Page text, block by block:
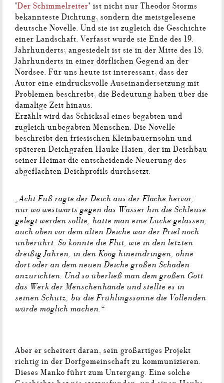
"Der Schimmelreiter" ist nicht nur Theodor Storms
bekannteste Dichtung, sondern die meistgelesene
deutsche Novelle. Und sie ist zugleich die Geschichte
einer Landschaft. Verfasst wurde sie Ende des 19.
Jahrhunderts; angesiedelt ist sie in der Mitte des 18.
Jahrhunderts in einer dörflichen Gegend an der
Nordsee. Für uns heute ist interessant, dass der
Autor eine eindrucksvolle Auseinandersetzung mit
Problemen beschreibt, die Bedeutung haben über die
damalige Zeit hinaus.
Erzählt wird das Schicksal eines begabten und
zugleich unbegabten Menschen. Die Novelle
beschreibt den friesischen Kleinbauernsohn und
späteren Deichgrafen Hauke Haien, der im Deichbau
seiner Heimat die entscheidende Neuerung des
abgeflachten Deichprofils durchsetzt.
„Acht Fuß ragte der Deich aus der Fläche hervor;
nur wo westwärts gegen das Wasser hin die Schleuse
gelegt werden sollte, hatte man eine Lücke gelassen;
auch oben vor dem alten Deiche war der Priel noch
unberührt. So konnte die Flut, wie in den letzten
dreißig Jahren, in den Koog hineindringen, ohne
dort oder an dem neuen Deiche großen Schaden
anzurichten. Und so überließ man dem großen Gott
das Werk der Menschenhände und stellte es in
seinen Schutz, bis die Frühlingssonne die Vollenden
würde möglich machen.“
Aber er scheitert daran, sein großartiges Projekt
richtig in der Dorfgemeinschaft zu kommunizieren.
Dieses Manko führt zum Untergang. Eine solche